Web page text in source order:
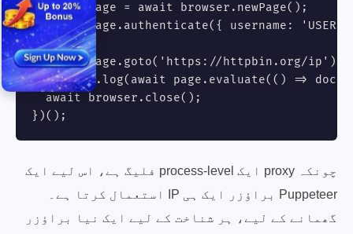
  const page = await browser.newPage();
await page.authenticate({ username:
  await page.goto('https://httpbin.org/ip');
console.log(await page.evaluate(() =>
  await browser.close();
})();
چونکہ proxy ایک process-level فلیگ ہے، اس لیے ایک
Puppeteer براؤزر ایک ہی IP استعمال کرتا ہے۔
گھمانے کے لیے، ہر شناخت کے لیے ایک نیا براؤزر